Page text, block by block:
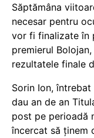
Săptămâna
necesar pentru
vor fi finalizate în
premierul
rezultatele finale
Sorin Ion,
dau an de an
post pe perioadă
încercat să ținem